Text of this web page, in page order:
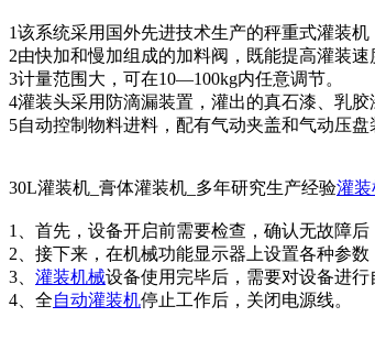
1该系统采用国外先进技术生产的秤重式灌装机
2由快加和慢加组成的加料阀，既能提高灌装速
3计量范围大，可在10—100kg内任意调节。
4灌装头采用防滴漏装置，灌出的真石漆、乳胶
5自动控制物料进料，配有气动夹盖和气动压
30L灌装机_膏体灌装机_多年研究生产经验灌
1、首先，设备开启前需要检查，确认无故障后
2、接下来，在机械功能显示器上设置各种参
3、 灌装机械设备使用完毕后，需要对设备进行
4、全自动灌装机停止工作后，关闭电源线。